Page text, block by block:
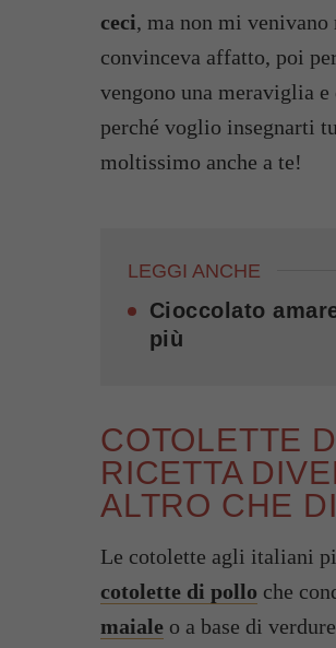
ceci, ma non mi venivano
convinceva affatto, poi
vengono una meraviglia
perché voglio insegnarti
moltissimo anche a te!
LEGGI ANCHE
Cioccolato
più
COTOLETTE
RICETTA
ALTRO CHE
Le cotolette agli italiani
cotolette di pollo che
maiale o a base di